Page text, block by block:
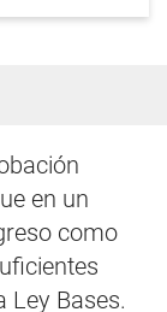
en un
como
Ley Bases.